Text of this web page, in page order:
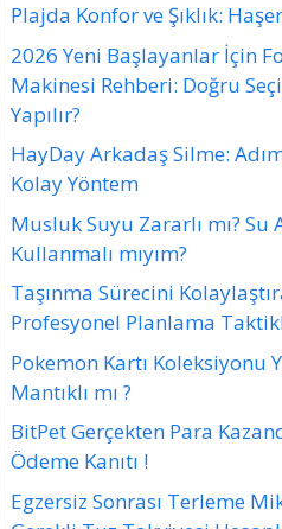
Plajda Konfor ve Şıklık:
2026 Yeni Başlayanlar İçin
Makinesi Rehberi: Doğru
Yapılır?
HayDay Arkadaş Silme:
Kolay Yöntem
Musluk Suyu Zararlı mı? Su
Kullanmalı mıyım?
Taşınma Sürecini
Profesyonel Planlama
Pokemon Kartı Koleksiyonu
Mantıklı mı ?
BitPet Gerçekten Para
Ödeme Kanıtı !
Egzersiz Sonrası Terleme